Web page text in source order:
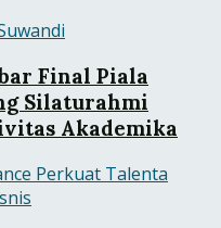
Final Piala
Silaturahmi
Akademika